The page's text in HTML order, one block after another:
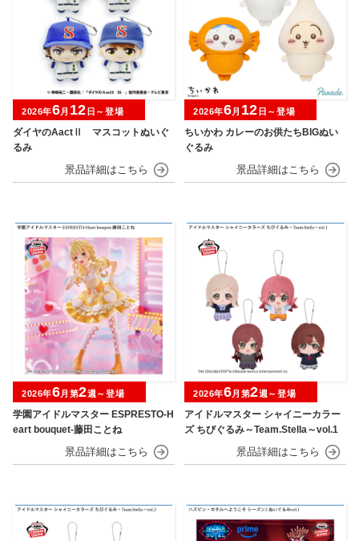
ダイヤのAactⅡ マスコットぬいぐ
るみ
2026年6月 12 日～登場
ちいかわ カレーのお供たちBIGぬい
ぐるみ
2026年6月 12 日～登場
学園アイドルマスター ESPRESTO-H
eart bouquet-藤田ことね
2026年6月第2週～登場
アイドルマスター シャイニーカラー
ズ ちびぐるみ～Team.Stella～vol.1
2026年6月第2週～登場